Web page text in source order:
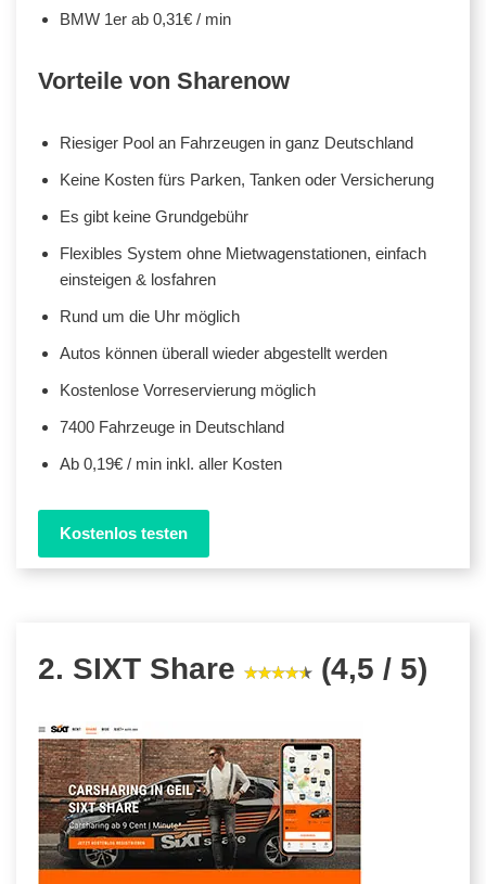
BMW 1er ab 0,31€ / min
Vorteile von Sharenow
Riesiger Pool an Fahrzeugen in ganz Deutschland
Keine Kosten fürs Parken, Tanken oder Versicherung
Es gibt keine Grundgebühr
Flexibles System ohne Mietwagenstationen, einfach
einsteigen & losfahren
Rund um die Uhr möglich
Autos können überall wieder abgestellt werden
Kostenlose Vorreservierung möglich
7400 Fahrzeuge in Deutschland
Ab 0,19€ / min inkl. aller Kosten
Kostenlos testen
2. SIXT Share (4,5 / 5)